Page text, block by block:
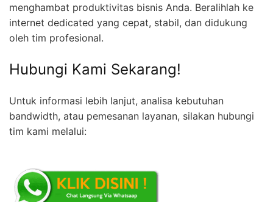
menghambat produktivitas bisnis Anda. Beralihlah ke
internet dedicated yang cepat, stabil, dan didukung
oleh tim profesional.
Hubungi Kami Sekarang!
Untuk informasi lebih lanjut, analisa kebutuhan
bandwidth, atau pemesanan layanan, silakan hubungi
tim kami melalui: